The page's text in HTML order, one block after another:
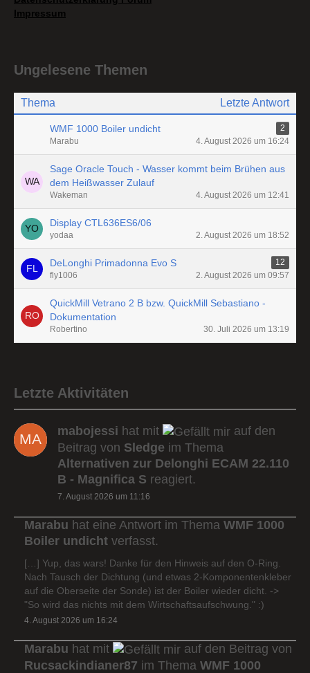
Impressum
Ungelesene Themen
Thema Letzte Antwort
WMF 1000 Boiler undicht
2
Marabu
4. August 2026 um 16:24
Sage Oracle Touch - Wasser kommt beim Brühen aus
dem Heißwasser Zulauf
Wakeman 4. August 2026 um 12:41
Display CTL636ES6/06
yodaa 2. August 2026 um 18:52
DeLonghi Primadonna Evo S
12
fly1006
2. August 2026 um 09:57
QuickMill Vetrano 2 B bzw. QuickMill Sebastiano -
Dokumentation
Robertino 30. Juli 2026 um 13:19
Letzte Aktivitäten
mabojessi hat mit
auf den
Beitrag von Sledge im Thema
Alternativen zur Delonghi ECAM 22.110
B - Magnifica S reagiert.
7. August 2026 um 11:16
Marabu hat eine Antwort im Thema WMF 1000
Boiler undicht verfasst.
[…] Yup, das wars! Danke für den Hinweis auf den O-Ring.
Nach Tausch der Dichtung (und etwas 2-Komponentenkleber
auf die Oberseite der Sonde) ist der Boiler wieder dicht. ->
"So wird das nichts mit dem Wirtschaftsaufschwung." :)
4. August 2026 um 16:24
Marabu hat mit
auf den Beitrag von
Rucsackindianer87 im Thema WMF 1000